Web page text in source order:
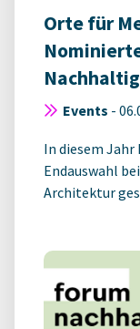
Orte für
Events -
In diesem Jahr
Endauswahl
Architektur